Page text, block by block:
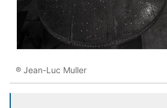
® Jean-Luc Muller